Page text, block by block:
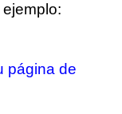
página de